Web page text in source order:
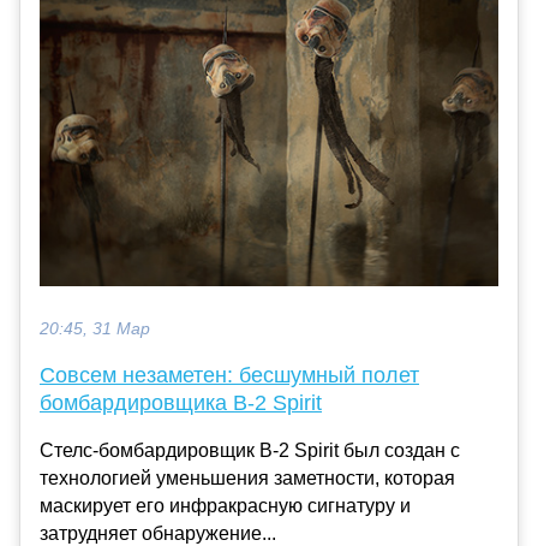
20:45, 31 Мар
Совсем незаметен: бесшумный полет
бомбардировщика B-2 Spirit
Стелс-бомбардировщик B-2 Spirit был создан с
технологией уменьшения заметности, которая
маскирует его инфракрасную сигнатуру и
затрудняет обнаружение...